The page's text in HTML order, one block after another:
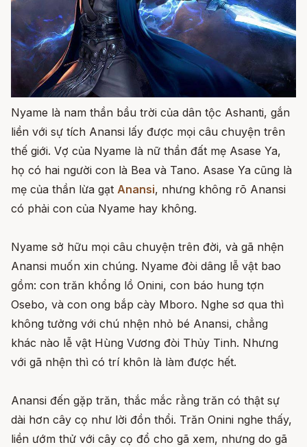
Nyame là nam thần bầu trời của dân tộc Ashanti, gắn
liền với sự tích Anansi lấy được mọi câu chuyện trên
thế giới. Vợ của Nyame là nữ thần đất mẹ Asase Ya,
họ có hai người con là Bea và Tano. Asase Ya cũng là
mẹ của thần lừa gạt Anansi, nhưng không rõ Anansi
có phải con của Nyame hay không.
Nyame sở hữu mọi câu chuyện trên đời, và gã nhện
Anansi muốn xin chúng. Nyame đòi dâng lễ vật bao
gồm: con trăn khổng lồ Onini, con báo hung tợn
Osebo, và con ong bắp cày Mboro. Nghe sơ qua thì
không tưởng với chú nhện nhỏ bé Anansi, chẳng
khác nào lễ vật Hùng Vương đòi Thủy Tinh. Nhưng
với gã nhện thì có trí khôn là làm được hết.
Anansi đến gặp trăn, thắc mắc rằng trăn có thật sự
dài hơn cây cọ như lời đồn thổi. Trăn Onini nghe thấy,
liền ướm thử với cây cọ đổ cho gã xem, nhưng do gã